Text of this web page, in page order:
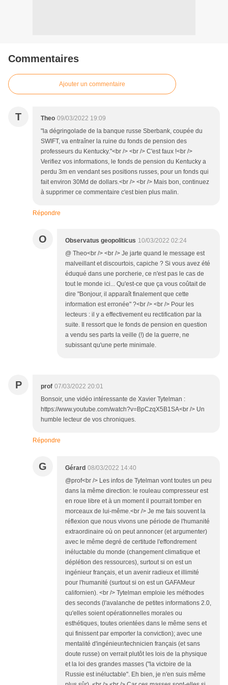
Commentaires
Ajouter un commentaire
T Theo 09/03/2022 19:09
"la dégringolade de la banque russe Sberbank, coupée du
SWIFT, va entraîner la ruine du fonds de pension des
professeurs du Kentucky."<br /> <br /> C'est faux !<br />
Verifiez vos informations, le fonds de pension du Kentucky a
perdu 3m en vendant ses positions russes, pour un fonds qui
fait environ 30Md de dollars.<br /> <br /> Mais bon, continuez
à supprimer ce commentaire c'est bien plus malin.
Répondre
O Observatus geopoliticus 10/03/2022 02:24
@ Theo<br /> <br /> Je jarte quand le message est
malveillant et discourtois, capiche ? Si vous avez été
éduqué dans une porcherie, ce n'est pas le cas de
tout le monde ici... Qu'est-ce que ça vous coûtait de
dire "Bonjour, il apparaît finalement que cette
information est erronée" ?<br /> <br /> Pour les
lecteurs : il y a effectivement eu rectification par la
suite. Il ressort que le fonds de pension en question
a vendu ses parts la veille (!) de la guerre, ne
subissant qu'une perte minimale.
P prof 07/03/2022 20:01
Bonsoir, une vidéo intéressante de Xavier Tytelman :
https://www.youtube.com/watch?v=BpCzqX5B1SA<br /> Un
humble lecteur de vos chroniques.
Répondre
G Gérard 08/03/2022 14:40
@prof<br /> Les infos de Tytelman vont toutes un peu
dans la même direction: le rouleau compresseur est
en roue libre et à un moment il pourrait tomber en
morceaux de lui-même.<br /> Je me fais souvent la
réflexion que nous vivons une période de l'humanité
extraordinaire où on peut annoncer (et argumenter)
avec le même degré de certitude l'effondrement
inéluctable du monde (changement climatique et
déplétion des ressources), surtout si on est un
ingénieur français, et un avenir radieux et illimité
pour l'humanité (surtout si on est un GAFAMeur
californien). <br /> Tytelman emploie les méthodes
des seconds (l'avalanche de petites informations 2.0,
qu'elles soient opérationnelles morales ou
esthétiques, toutes orientées dans le même sens et
qui finissent par emporter la conviction); avec une
mentalité d'ingénieur/technicien français (et sans
doute russe) on verrait plutôt les lois de la physique
et la loi des grandes masses ("la victoire de la
Russie est inéluctable". Eh bien, je n'en suis même